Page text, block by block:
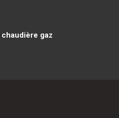
chaudière gaz